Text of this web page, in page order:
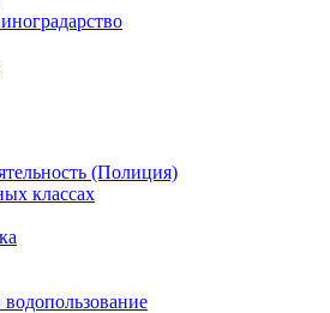
(Полиция)
классах